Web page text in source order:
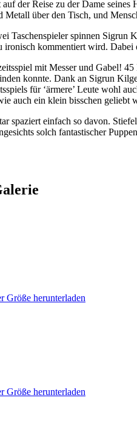
auf der Reise zu der Dame
über den Tisch, und
Taschenspieler spinnen Sigrun
ironisch kommentiert wird.
mit Messer und Gabel!
konnte. Dank an Sigrun
für ‘ärmere’ Leute wohl
auch ein klein bisschen geliebt
spaziert einfach so davon.
solch fantastischer
Größe herunterladen
Größe herunterladen